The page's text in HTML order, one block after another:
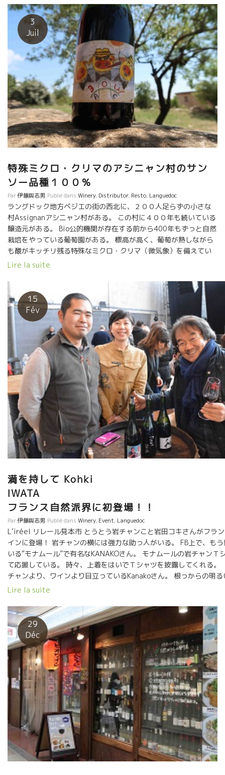
ーベキュー台を作って、皆さんの特別料理が 次々と出てきた。 ヨー
ロッパに着いて４日目、チョット日本食、ご飯などが食べてくなる時
期。 南仏の太陽で育った小松屋の１７年産の少量生産のワインと特
料理をみんなで楽しんだ。 そして、勿論、スリエ醸造のトビッキリ
味しいロゼが最高に心地よかった。 スリエ醸造の中庭、夜になると
４度程でここ心地よい。日本のように蚊がいないので安心。 太陽は
んで暗くなるのが２２時ごろという、最高の季節、なんと気持ちがい
いのだろう。 次々と焼きあがってくる美味しい料理。今日ナルボ
ンヌの街の市場で仕入れた新鮮な 魚介類と野菜中心。 大阪
のパスタ専門店のイカ墨パスタ。赤身の牛肉、ポテトサラダ、そし
て、 美味しい“おむすび”で仕上げた。 もう、たまらなく美味
しく、楽しい人達の集まり。醸造元でこんなことができるなんて素晴
らしいことだ。 初めてお逢いする人も、もうずっと前から知っ
２０１７年産の樽熟成中のものをテースティングして終わった。 大
の皆さん、小松屋の皆さん、忘れられないソワレを有難うございまし
た。 また、来年、お待ちしております。
3
Juil
特殊ミクロ・クリマのアシニャン村のサン
ソー品種１００％
Par伊藤與志男 Publié dans Winery, Distributor, Resto, Languedoc
ラングドック地方ベジエの街の西北に、２００人足らずの小さな
村Assignanアシニャン村がある。 この村に４００年も続いている
醸造元がある。 Bio公的機関が存在する前から400年もずっと自然
栽培をやっている葡萄園がある。 標高が高く、葡萄が熟しながら
も酸がキッチリ残る特殊なミクロ・クリマ（微気象）を備えてい
る。 そうSouliéスリエ醸造である。現当主はレミー・スリエ氏。
１００年前まではサンソー品種などが主力品種だった。 乾燥して
南仏の強烈で過酷な太陽の元でも軽快で涼しい果汁出してくれる
特別な品種だった。 １００年前はこの地方では、アルコール度数
8～10度ぐらい。ワインでグイグイ飲めるスタイルのワインだっ
た。 水道水がなかった当時では、水代わりに一日に何リットルも
飲んでいた時代だった。 そんな村で、レミー・スリエ氏の協力を
えて、日本向けの特別Cuvéeワインを造ってもらった。 それが。
Cuvée Bouキューヴェ・ブーである。サンソー１００％のワイン
である。 切っ掛けとなったのは、１０年前、東京のオザミ・
デ・ヴァンAux Amis des Vinsの丸山弘人氏と大阪の小松屋社長
の藤田氏がスリエ醸造を訪問した際、レミーと３人で意気投合し
て造ることになったのがこのキューヴェ・ブーである。 ラベルの
図柄（３匹の子豚）は丸山氏の直筆である。 このキューヴェを飲
むには、東京ではオザミ・デ・ヴァンAux Amis des Vins系列の
お店、また、大阪では小松屋酒販が卸しているお店で飲むことが
できます。 近年、サンソーは引き抜かれてラングドック地方でも
少なくなってきた。レミーは積極的にサンソー品種を植えてい
る。 ちゃんと醸造するとまるでピノ・ノワールのような風味にな
る品種である。 このキュヴェー・ブーは近年、醸造も洗練されて
きてますます美味しくなって来ている。 石灰質が強い土壌なの
で、塩味を含んだヨード系のミネラル感が心地良い。
Lire la suite
15
Fév
満を持して Kohki
フランス自然派界に初登場！！
Par伊藤與志男 Publié dans Winery, Event, Languedoc
L’iréel リレール見本市 とうとう岩チャンこと岩田コキさんがフラ
インに登場！ 岩チャンの横には強力な助っ人がいる。 FB上で、も
いる“モナムール”で有名なKANAKOさん。 モナムールの岩チャンＴ
て応援している。 時々、上着をはいでＴシャツを披露して
チャンより、ワインより目立っているKanakoさん。 根っからの明
を盛り上げる太陽な存在。 南フランスでここまで酸がビ
ピノ・ノワールとサンソーを５０％ずつブレンドした和の世界。 ア
の石灰岩はブルゴーニュのそれより硬質である。より硬いミネラル
柔らかく包み込むサンソー品種。絶妙な 和の世界。 和は既に多く
魅了した。注文が殺到している。
Lire la suite
29
Déc